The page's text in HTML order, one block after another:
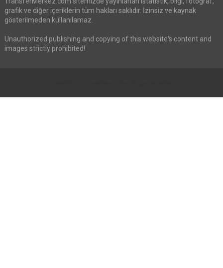
grafik ve diğer içeriklerin tüm hakları saklıdır. İzinsiz ve kaynak
gösterilmeden kullanılamaz.
Unauthorized publishing and copying of this website's content and
images strictly prohibited!